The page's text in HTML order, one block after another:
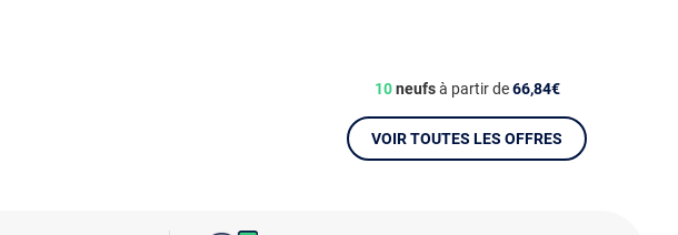
10neufsà partir de66,84€
VOIR TOUTES LES OFFRES